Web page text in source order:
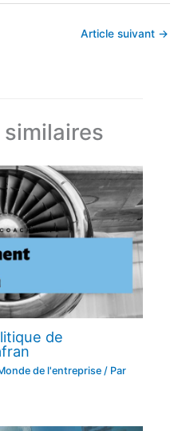
Article suivant →
de
de l'entreprise/ Par